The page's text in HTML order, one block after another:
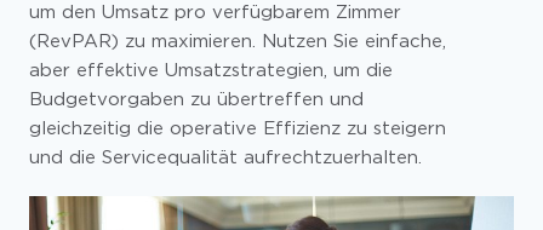
um den Umsatz pro verfügbarem Zimmer
(RevPAR) zu maximieren. Nutzen Sie einfache,
aber effektive Umsatzstrategien, um die
Budgetvorgaben zu übertreffen und
gleichzeitig die operative Effizienz zu steigern
und die Servicequalität aufrechtzuerhalten.